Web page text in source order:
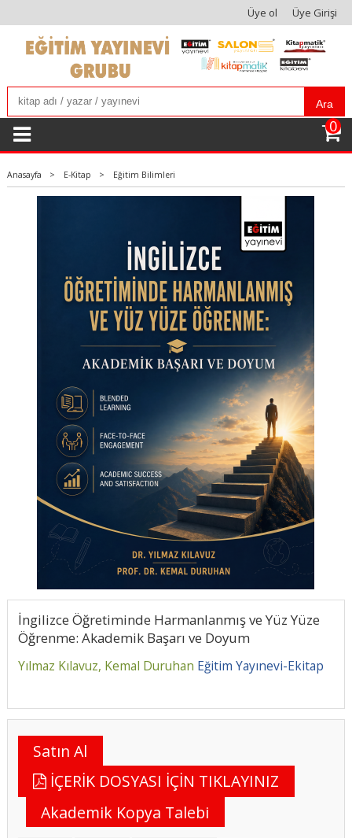
Üye ol Üye Girişi
Ara
0
Anasayfa > E-Kitap > Eğitim Bilimleri
İngilizce Öğretiminde Harmanlanmış ve Yüz Yüze
Öğrenme: Akademik Başarı ve Doyum
Yılmaz Kılavuz, Kemal Duruhan Eğitim Yayınevi-Ekitap
Satın Al
İÇERİK DOSYASI İÇİN TIKLAYINIZ
Akademik Kopya Talebi